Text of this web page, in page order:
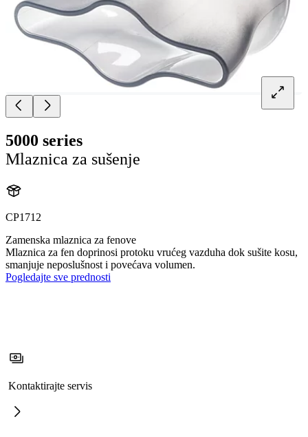
5000 series
Mlaznica za sušenje
CP1712
Zamenska mlaznica za fenove
Mlaznica za fen doprinosi protoku vrućeg vazduha dok sušite kosu,
smanjuje neposlušnost i povećava volumen.
Pogledajte sve prednosti
Kontaktirajte servis